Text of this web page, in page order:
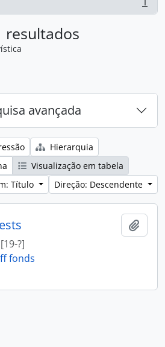
resultados
avançada
Hierarquia
Visualização em tabela
Título
Direção: Descendente
[19-?]
fonds